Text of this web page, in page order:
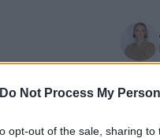
Do Not Process My
opt-out of the sale, sharing
ισχυρισμούς